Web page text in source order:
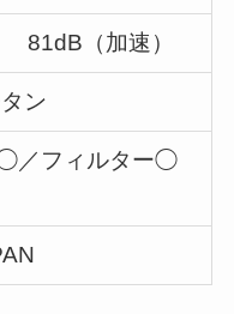
81dB（加速）
ン
◯／フィルター◯